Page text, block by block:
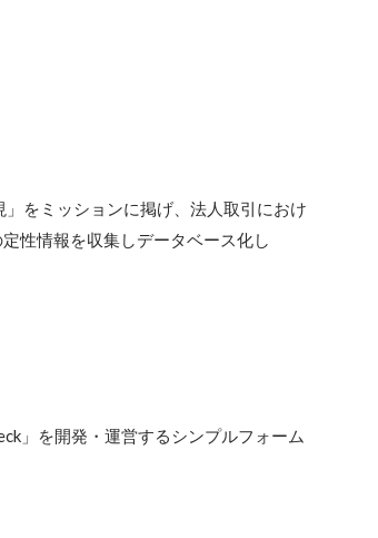
をミッションに掲げ、法人取引におけ
性情報を収集しデータベース化し
」を開発・運営するシンプルフォーム